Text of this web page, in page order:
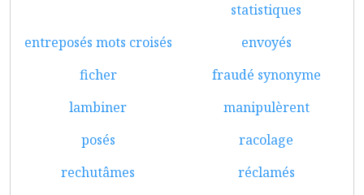
statistiques
entreposés mots croisés
envoyés
ficher
fraudé synonyme
lambiner
manipulèrent
posés
racolage
rechutâmes
réclamés